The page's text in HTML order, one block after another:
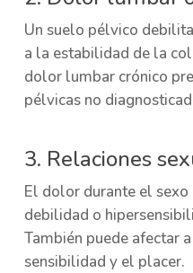
Un suelo pélvico
a la estabilidad de la
dolor lumbar crónico
pélvicas no
3. Relaciones
El dolor durante el sexo
debilidad o
También puede afectar
sensibilidad y el placer.